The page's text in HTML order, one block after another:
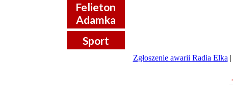
Felieton
Adamka
Sport
Zgłoszenie awarii Radia Elka |